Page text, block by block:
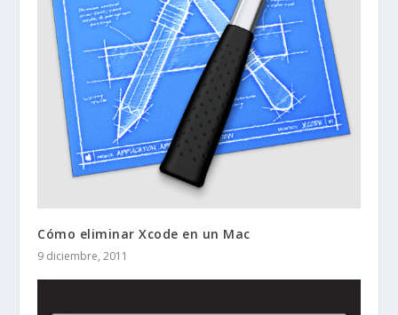
Cómo eliminar Xcode en un Mac
9 diciembre, 2011